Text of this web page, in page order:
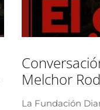
Melchor
La Fundación